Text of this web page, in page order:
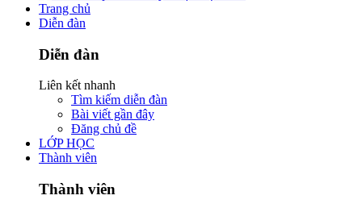
Trang chủ
Diễn đàn
Diễn đàn
Liên kết nhanh
Tìm kiếm diễn đàn
Bài viết gần đây
Đăng chủ đề
LỚP HỌC
Thành viên
Thành viên